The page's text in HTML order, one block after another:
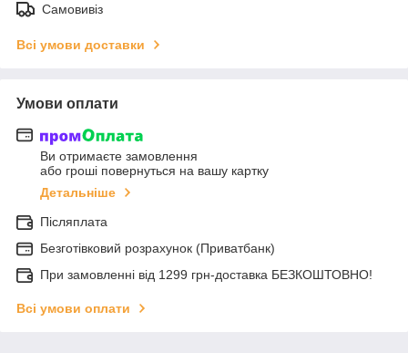
Самовивіз
Всі умови доставки
Умови оплати
Ви отримаєте замовлення
або гроші повернуться на вашу картку
Детальніше
Післяплата
Безготівковий розрахунок (Приватбанк)
При замовленні від 1299 грн-доставка БЕЗКОШТОВНО!
Всі умови оплати